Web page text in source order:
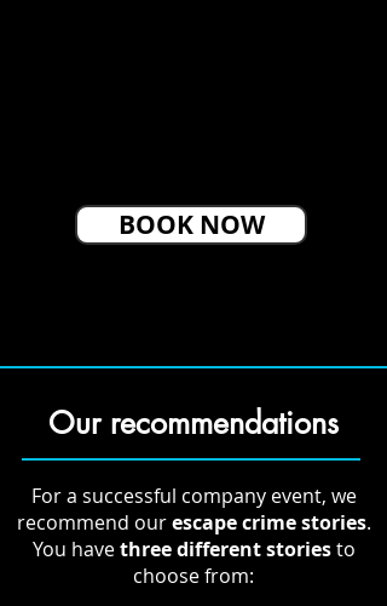
BOOK NOW
Our recommendations
For a successful company event, we
recommend ourescape crime stories.
You havethree different storiesto
choose from: